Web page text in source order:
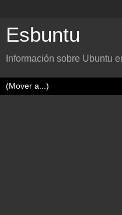
Esbuntu
Información sobre Ubuntu